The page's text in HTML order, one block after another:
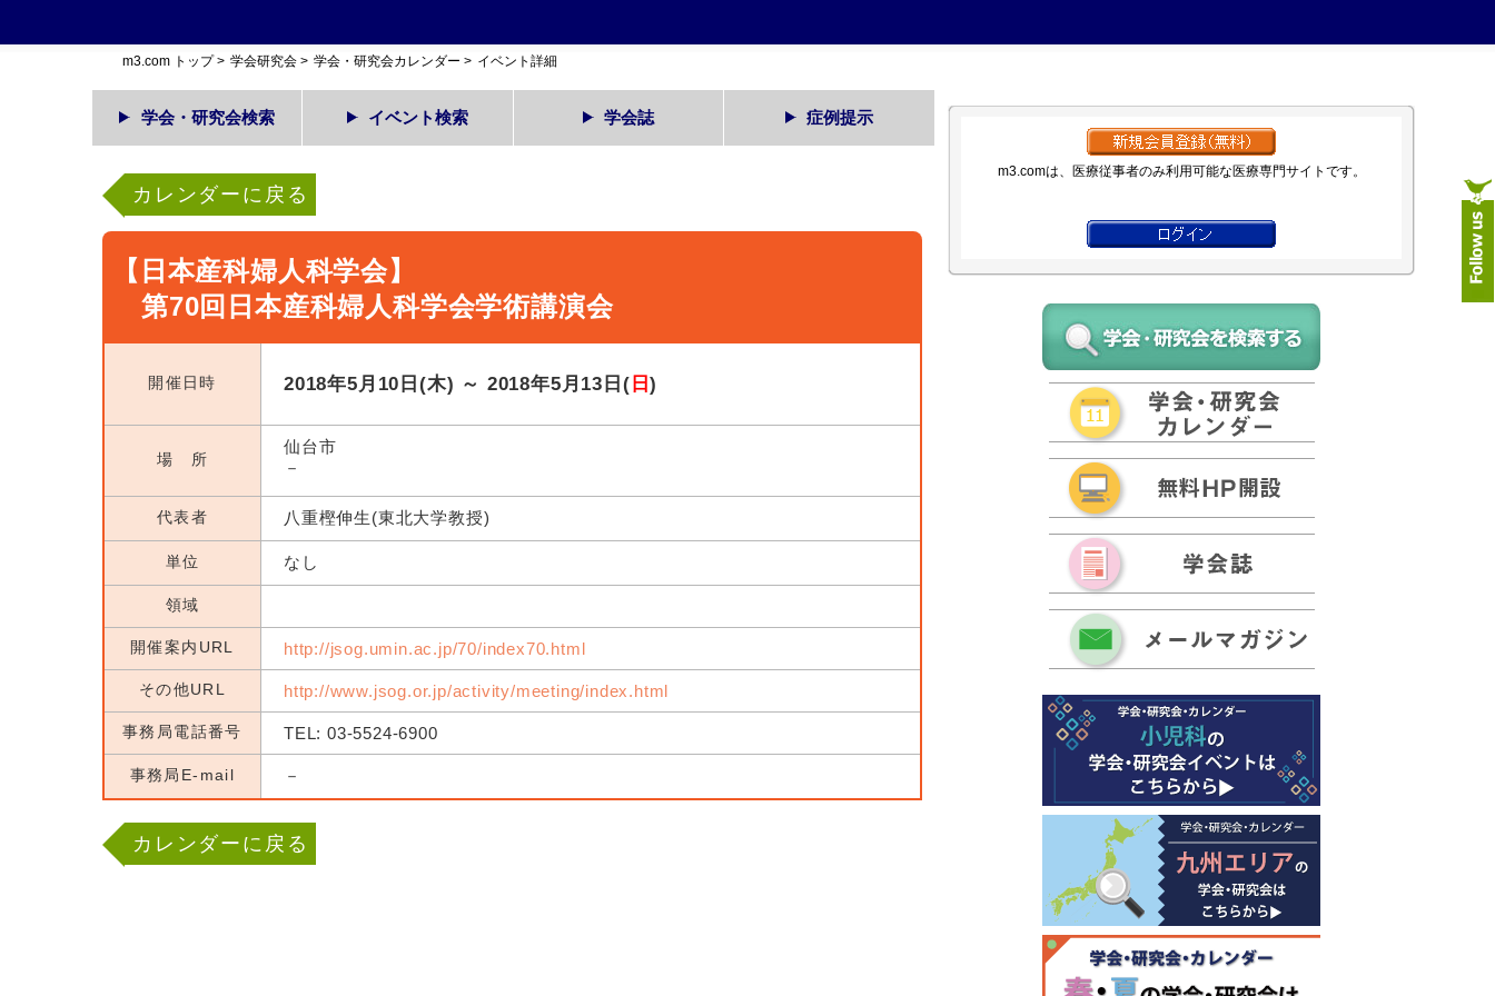
m3.com トップ> 学会研究会 > 学会・研究会カレンダー > イベント詳細
学会・研究会検索 イベント検索 学会誌 症例提示
カレンダーに戻る
【日本産科婦人科学会】
第70回日本産科婦人科学会学術講演会
開催日時 2018年5月10日(木) ～ 2018年5月13日( 日)
場 所
仙台市
－
代表者 八重樫伸生(東北大学教授)
単位 なし
領域
開催案内URL http://jsog.umin.ac.jp/70/index70.html
その他URL http://www.jsog.or.jp/activity/meeting/index.html
事務局電話番号 TEL: 03-5524-6900
事務局E-mail －
カレンダーに戻る
m3.comは、医療従事者のみ利用可能な医療専門サイトです。